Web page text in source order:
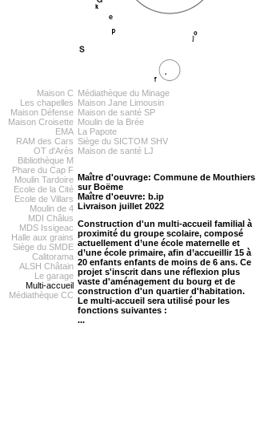
Maison C
Les chapelles
Maison Défense
Maison Croisette
EMA
RAM des Cars
OT d'Arès
Bibliothèque M
Phare du Cap F
Moulin Tardoire
Ecole de la Cité
Ecole de Villars
Moulin de 4
MDI Châlus
MDS Issigeac
Halle aux grains
Siège du SMDE
Calitorama
ALSH Châtain
Le garage
Multi-accueil
Médiathèque CC
Médiathèque du Minage
Maison Jane Limousin
Maison de santé SP
Moulin de la Brée
La Papote
Siège du SICTOM SHV
Maison de santé LJ
Maître d'ouvrage: Commune de Mouthiers
sur Boëme
Maître d'oeuvre: b.ip
Livraison juillet 2022
Construction d'un multi-accueil familial à
proximité du groupe scolaire, composé
actuellement d’une école maternelle et
d’une école primaire, afin d’accueillir 15 à
20 enfants enfants de moins de 6 ans. Ce
projet s'inscrit dans une réflexion plus
vaste d'aménagement du bourg et de
construction d'un quartier d'habitation.
Le multi-accueil sera utilisé pour les
fonctions suivantes :
...